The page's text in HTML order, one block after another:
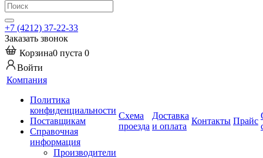
+7 (4212) 37-22-33
Заказать звонок
Корзина0 пуста 0
Войти
Компания
Политика
конфиденциальности
Поставщикам
Справочная
информация
Производители
Схема
проезда
Доставка
и оплата
Контакты Прайс